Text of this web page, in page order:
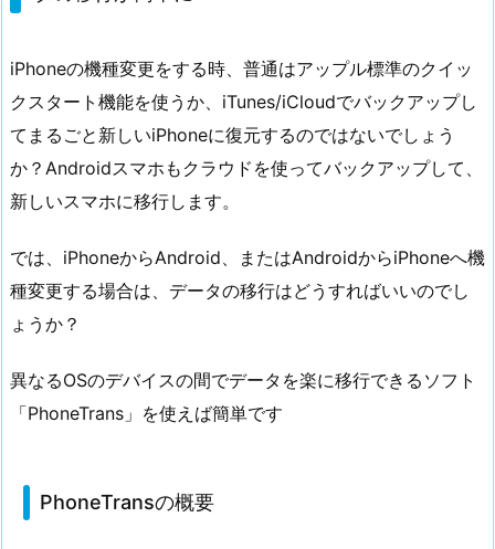
iPhoneの機種変更をする時、普通はアップル標準のクイッ
クスタート機能を使うか、iTunes/iCloudでバックアップし
てまるごと新しいiPhoneに復元するのではないでしょう
か？Androidスマホもクラウドを使ってバックアップして、
新しいスマホに移行します。
では、iPhoneからAndroid、またはAndroidからiPhoneへ機
種変更する場合は、データの移行はどうすればいいのでし
ょうか？
異なるOSのデバイスの間でデータを楽に移行できるソフト
「PhoneTrans」を使えば簡単です
PhoneTransの概要